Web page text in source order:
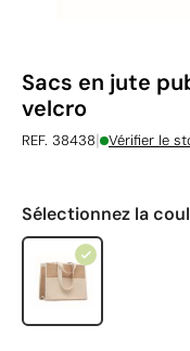
Sacs en jute
velcro
REF. 38438| Vérifier le
Sélectionnez la